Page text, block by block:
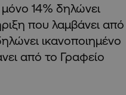
14% δηλώνει
που λαμβάνει από
ικανοποιημένο
από το Γραφείο